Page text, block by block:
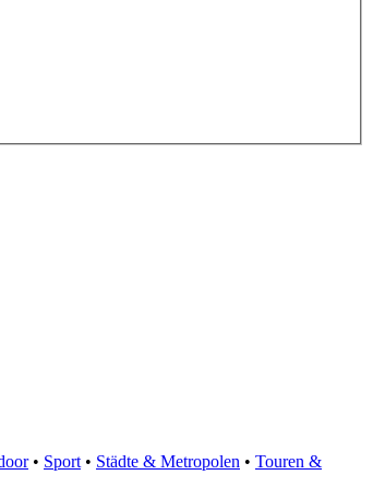
• Sport • Städte & Metropolen • Touren &